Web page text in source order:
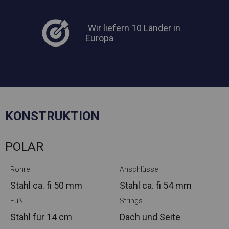
Wir liefern 10 Länder in
Europa
KONSTRUKTION
POLAR
Rohre
Stahl ca. fi 50 mm
Anschlüsse
Stahl ca. fi 54 mm
Fuß
Stahl für 14 cm
Strings
Dach und Seite